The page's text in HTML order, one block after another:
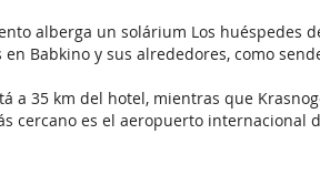
alberga un solárium Los huéspedes
Babkino y sus alrededores, como
a 35 km del hotel, mientras que
cercano es el aeropuerto internacional